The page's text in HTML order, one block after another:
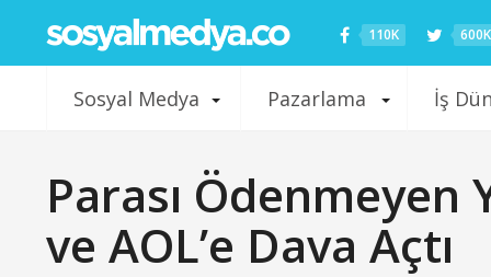
110K 600K
Sosyal Medya Pazarlama İş
Parası
ve AOL’e Dava Açtı